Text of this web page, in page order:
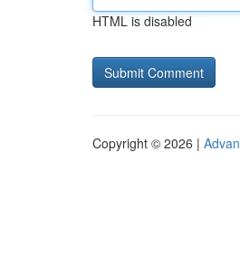
HTML is disabled
Copyright © 2026 |